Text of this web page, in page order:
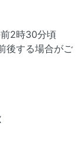
2時30分頃
後する場合がご